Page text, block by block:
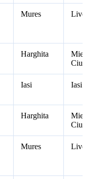
Mures Livezeni
Harghita
Miercurea
Ciuc
Iasi Iasi
Harghita
Miercurea
Ciuc
Mures Livezeni